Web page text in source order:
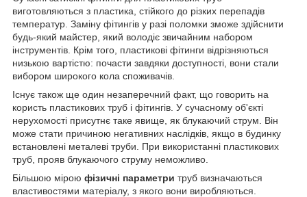
виготовляються з пластика, стійкого до різких перепадів
температур. Заміну фітингів у разі поломки зможе здійснити
будь-який майстер, який володіє звичайним набором
інструментів. Крім того, пластикові фітинги відрізняються
низькою вартістю: почасти завдяки доступності, вони стали
вибором широкого кола споживачів.
Існує також ще один незаперечний факт, що говорить на
користь пластикових труб і фітингів. У сучасному об'єкті
нерухомості присутнє таке явище, як блукаючий струм. Він
може стати причиною негативних наслідків, якщо в будинку
встановлені металеві труби. При використанні пластикових
труб, прояв блукаючого струму неможливо.
Більшою мірою фізичні параметри труб визначаються
властивостями матеріалу, з якого вони виробляються.